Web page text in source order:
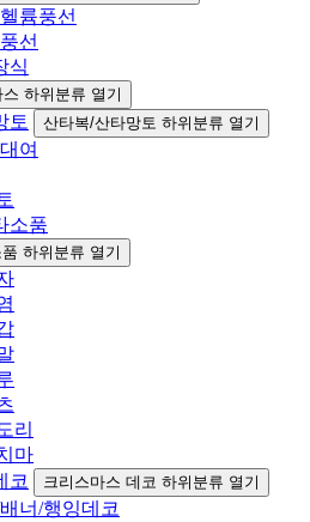
륨풍선
선
식
하위분류 열기
토 산타복/산타망토 하위분류 열기
여
소품
하위분류 열기
리
마
코
크리스마스 데코 하위분류 열기
너/행잉데코